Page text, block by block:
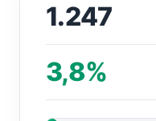
1.247
3,8%